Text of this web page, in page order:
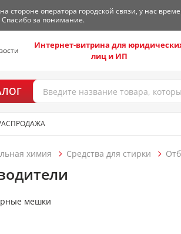
стороне оператора городской связи, у нас
за понимание.
Интернет-витрина для
лиц и ИП
химия Средства для стирки